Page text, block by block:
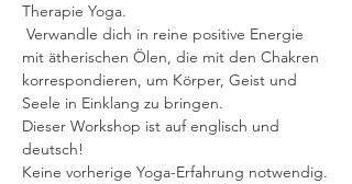
Therapie Yoga.
mit ätherischen Ölen, die mit den Chakren
korrespondieren, um Körper, Geist und
Dieser Workshop ist auf englisch und
deutsch!
Keine vorherige Yoga-Erfahrung notwendig.